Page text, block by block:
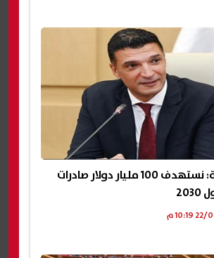
وزير الصناعة: نستهدف 100 مليار دولار صادرات